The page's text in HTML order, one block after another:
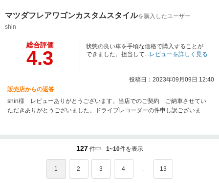
マツダフレアワゴンカスタムスタイルを購入したユーザー
shin
総合評価
4.3
状態の良い車を手頃な価格で購入することが
できました。担当して...レビューを詳しく見る
投稿日：2023年09月09日 12:40
販売店からの返答
shin様 レビューありがとうございます。当店でのご契約 ご納車させてい
ただきありがとうございました。ドライブレコーダーの件申し訳ございませ
127 件中 1~10件を表示
1 2 3 4 ... 13